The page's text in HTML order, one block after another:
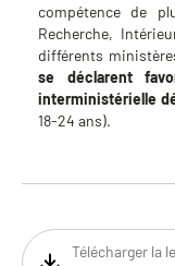
compétence de
Recherche,
différents
se déclarent
interministérielle
18-24 ans).
Télécharger la